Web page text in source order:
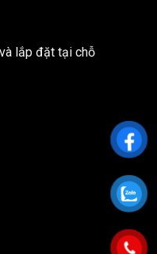
lắp đặt tại chỗ